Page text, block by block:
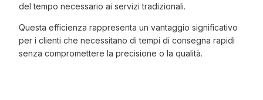
del tempo necessario ai servizi tradizionali.
Questa efficienza rappresenta un vantaggio significativo
per i clienti che necessitano di tempi di consegna rapidi
senza compromettere la precisione o la qualità.